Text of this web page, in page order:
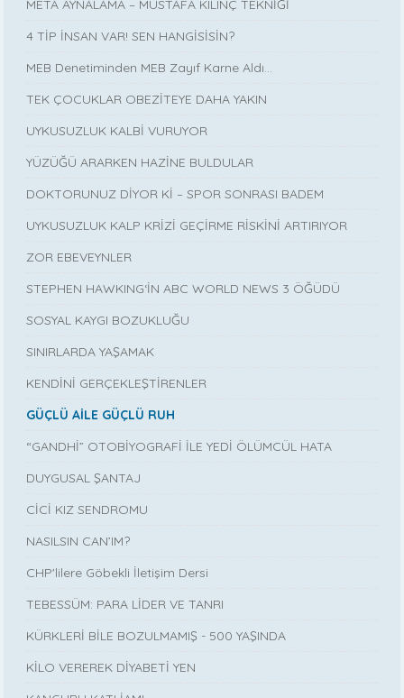
META AYNALAMA – MUSTAFA KILINÇ TEKNİĞİ
4 TİP İNSAN VAR! SEN HANGİSİSİN?
MEB Denetiminden MEB Zayıf Karne Aldı…
TEK ÇOCUKLAR OBEZİTEYE DAHA YAKIN
UYKUSUZLUK KALBİ VURUYOR
YÜZÜĞÜ ARARKEN HAZİNE BULDULAR
DOKTORUNUZ DİYOR Kİ – SPOR SONRASI BADEM
UYKUSUZLUK KALP KRİZİ GEÇİRME RİSKİNİ ARTIRIYOR
ZOR EBEVEYNLER
STEPHEN HAWKING‘İN ABC WORLD NEWS 3 ÖĞÜDÜ
SOSYAL KAYGI BOZUKLUĞU
SINIRLARDA YAŞAMAK
KENDİNİ GERÇEKLEŞTİRENLER
GÜÇLÜ AİLE GÜÇLÜ RUH
“GANDHİ” OTOBİYOGRAFİ İLE YEDİ ÖLÜMCÜL HATA
DUYGUSAL ŞANTAJ
CİCİ KIZ SENDROMU
NASILSIN CAN’IM?
CHP'lilere Göbekli İletişim Dersi
TEBESSÜM: PARA LİDER VE TANRI
KÜRKLERİ BİLE BOZULMAMIŞ - 500 YAŞINDA
KİLO VEREREK DİYABETİ YEN